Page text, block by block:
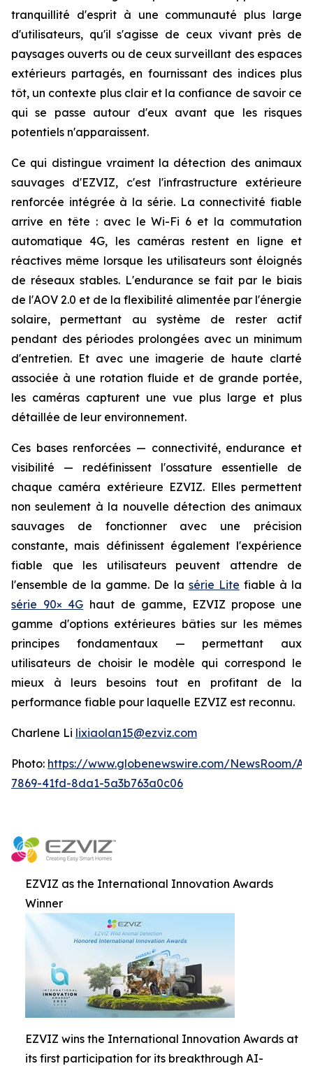
tranquillité d'esprit à une communauté plus large
d'utilisateurs, qu'il s'agisse de ceux vivant près de
paysages ouverts ou de ceux surveillant des espaces
extérieurs partagés, en fournissant des indices plus
tôt, un contexte plus clair et la confiance de savoir ce
qui se passe autour d'eux avant que les risques
potentiels n'apparaissent.
Ce qui distingue vraiment la détection des animaux
sauvages d'EZVIZ, c'est l'infrastructure extérieure
renforcée intégrée à la série. La connectivité fiable
arrive en tête : avec le Wi-Fi 6 et la commutation
automatique 4G, les caméras restent en ligne et
réactives même lorsque les utilisateurs sont éloignés
de réseaux stables. L'endurance se fait par le biais
de l'AOV 2.0 et de la flexibilité alimentée par l'énergie
solaire, permettant au système de rester actif
pendant des périodes prolongées avec un minimum
d'entretien. Et avec une imagerie de haute clarté
associée à une rotation fluide et de grande portée,
les caméras capturent une vue plus large et plus
détaillée de leur environnement.
Ces bases renforcées — connectivité, endurance et
visibilité — redéfinissent l'ossature essentielle de
chaque caméra extérieure EZVIZ. Elles permettent
non seulement à la nouvelle détection des animaux
sauvages de fonctionner avec une précision
constante, mais définissent également l'expérience
fiable que les utilisateurs peuvent attendre de
l'ensemble de la gamme. De la série Lite fiable à la
série 90× 4G haut de gamme, EZVIZ propose une
gamme d'options extérieures bâties sur les mêmes
principes fondamentaux — permettant aux
utilisateurs de choisir le modèle qui correspond le
mieux à leurs besoins tout en profitant de la
performance fiable pour laquelle EZVIZ est reconnu.
Charlene Li lixiaolan15@ezviz.com
Photo: https://www.globenewswire.com/NewsRoom/
7869-41fd-8da1-5a3b763a0c06
EZVIZ as the International Innovation Awards
Winner
EZVIZ wins the International Innovation Awards at
its first participation for its breakthrough AI-